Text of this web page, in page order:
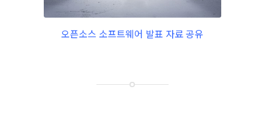
오픈소스 소프트웨어 발표 자료 공유